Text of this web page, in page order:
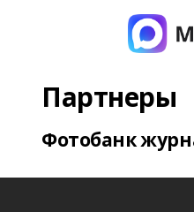
Партнеры
Фотобанк